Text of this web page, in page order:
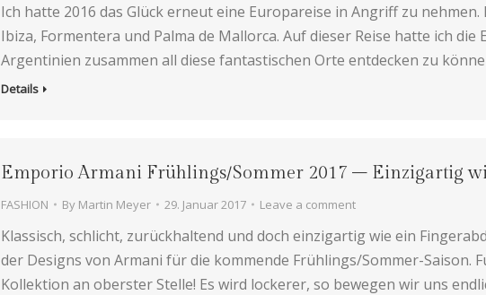
Ich hatte 2016 das Glück erneut eine Europareise in Angriff zu nehmen.
Ibiza, Formentera und Palma de Mallorca. Auf dieser Reise hatte ich die
Argentinien zusammen all diese fantastischen Orte entdecken zu
Details
Emporio Armani Frühlings/Sommer 2017 – Einzigartig
FASHION By Martin Meyer 29. Januar 2017 Leave a comment
Klassisch, schlicht, zurückhaltend und doch einzigartig wie ein
der Designs von Armani für die kommende Frühlings/Sommer-Saison.
Kollektion an oberster Stelle! Es wird lockerer, so bewegen wir uns